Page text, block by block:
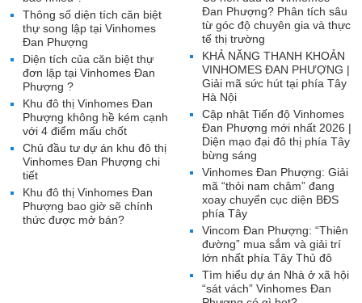
Đan Phượng? Phân tích sâu
từ góc độ chuyên gia và thực
tế thị trường
KHẢ NĂNG THANH KHOẢN
VINHOMES ĐAN PHƯỢNG |
Giải mã sức hút tại phía Tây
Hà Nội
Cập nhật Tiến độ Vinhomes
Đan Phượng mới nhất 2026 |
Diện mạo đại đô thị phía Tây
bừng sáng
Vinhomes Đan Phượng: Giải
mã “thỏi nam châm” đang
xoay chuyển cục diện BĐS
phía Tây
Vincom Đan Phượng: “Thiên
đường” mua sắm và giải trí
lớn nhất phía Tây Thủ đô
Tìm hiểu dự án Nhà ở xã hội
“sát vách” Vinhomes Đan
Thông số diện tích căn biệt
thự song lập tại Vinhomes
Đan Phượng
Diện tích của căn biệt thự
đơn lập tại Vinhomes Đan
Phượng ?
Khu đô thị Vinhomes Đan
Phượng không hề kém cạnh
với 4 điểm mấu chốt
Chủ đầu tư dự án khu đô thị
Vinhomes Đan Phượng chi
tiết
Khu đô thị Vinhomes Đan
Phượng bao giờ sẽ chính
thức được mở bán?